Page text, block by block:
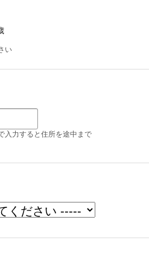
い
入力すると住所を途中まで